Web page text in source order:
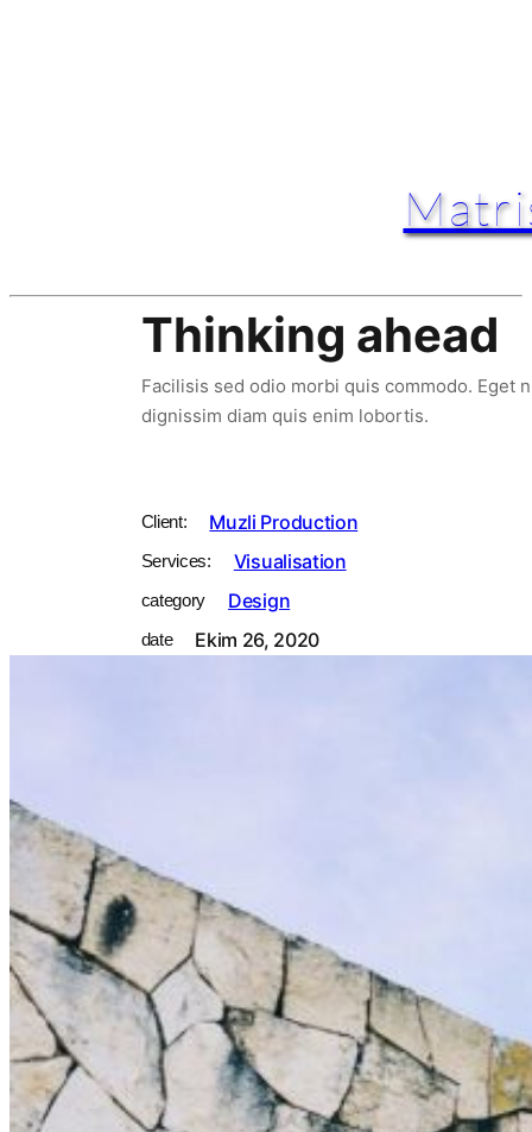
Thinking ahead
Facilisis sed odio morbi quis commodo. Eget
dignissim diam quis enim lobortis.
Client: Muzli Production
Services: Visualisation
category Design
date Ekim 26, 2020